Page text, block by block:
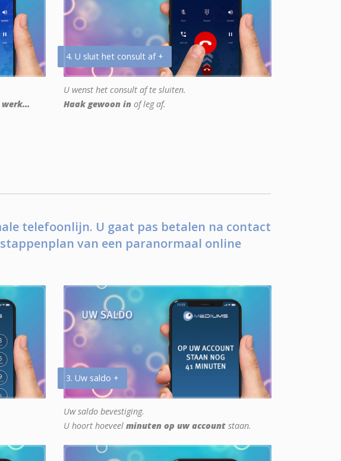
4. U sluit het consult af +
U wenst het consult af te sluiten.
Haak gewoon in of leg af.
telefoonlijn. U gaat pas betalen na contact
van een paranormaal online
3. Uw saldo +
Uw saldo bevestiging.
U hoort hoeveel minuten op uw account staan.